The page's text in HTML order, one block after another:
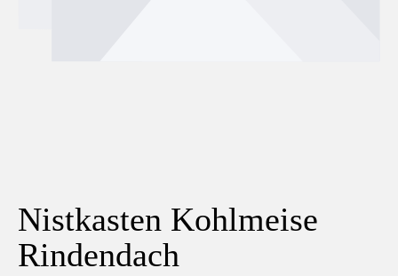
Nistkasten Kohlmeise
Rindendach